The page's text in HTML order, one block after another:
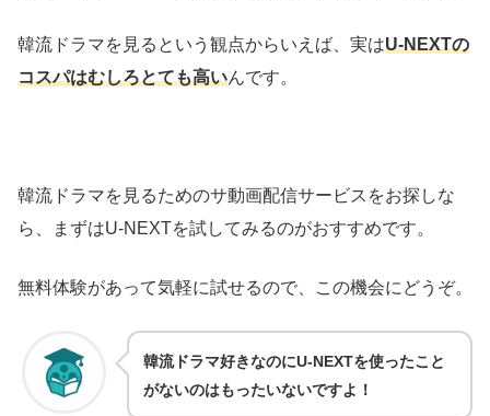
韓流ドラマを見るという観点からいえば、実はU-NEXTの
コスパはむしろとても高いんです。
韓流ドラマを見るためのサ動画配信サービスをお探しな
ら、まずはU-NEXTを試してみるのがおすすめです。
無料体験があって気軽に試せるので、この機会にどうぞ。
韓流ドラマ好きなのにU-NEXTを使ったこと
がないのはもったいないですよ！